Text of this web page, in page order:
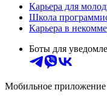
Карьера для
Школа
Карьера в
Боты для
Мобильное приложение